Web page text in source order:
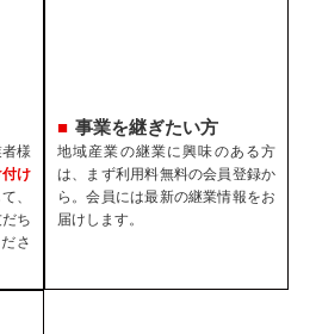
様
け
、
ち
さ
事業を継ぎたい方
地域産業の継業に興味のある方
は、まず利用料無料の会員登録か
ら。会員には最新の継業情報をお
届けします。